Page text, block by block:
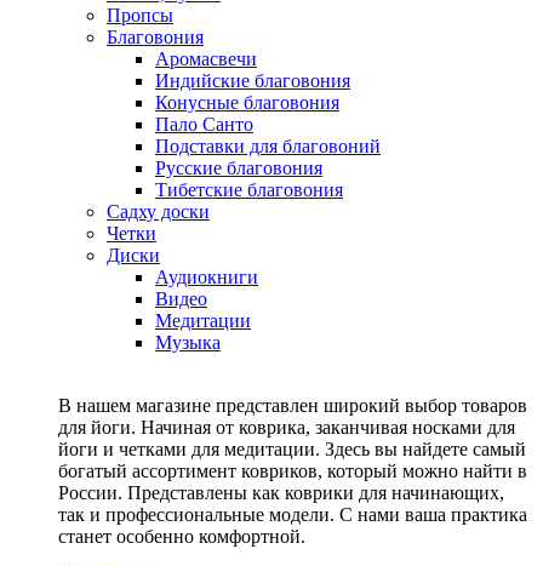
Пропсы
Благовония
Аромасвечи
Индийские благовония
Конусные благовония
Пало Санто
Подставки для благовоний
Русские благовония
Тибетские благовония
Садху доски
Четки
Диски
Аудиокниги
Видео
Медитации
Музыка
В нашем магазине представлен широкий выбор товаров
для йоги. Начиная от коврика, заканчивая носками для
йоги и четками для медитации. Здесь вы найдете самый
богатый ассортимент ковриков, который можно найти в
России. Представлены как коврики для начинающих,
так и профессиональные модели. С нами ваша практика
станет особенно комфортной.